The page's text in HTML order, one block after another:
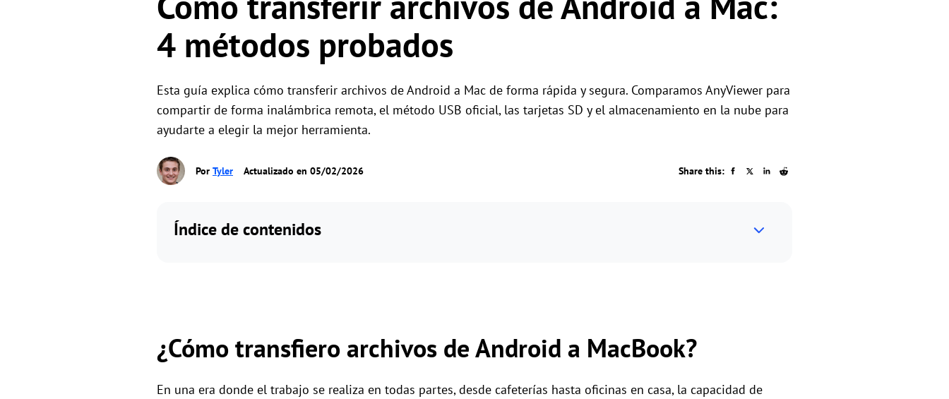
Controla servidores en el extranjero sin
esfuerzo
Gestión de permisos por roles
Gestiona el acceso de los usuarios con permisos
4 métodos probados
Esta guía explica cómo transferir archivos de Android a Mac de forma rápida y segura. Comparamos AnyViewer para
compartir de forma inalámbrica remota, el método USB oficial, las tarjetas SD y el almacenamiento en la nube para
ayudarte a elegir la mejor herramienta.
Por Tyler Actualizado en 05/02/2026 Share this:
Índice de contenidos
¿Cómo transfiero archivos de Android a MacBook?
En una era donde el trabajo se realiza en todas partes, desde cafeterías hasta oficinas en casa, la capacidad de